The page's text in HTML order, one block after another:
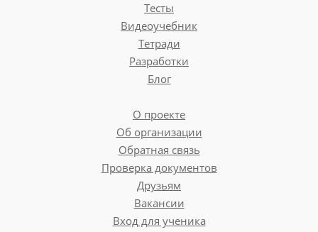
Тесты
Видеоучебник
Тетради
Разработки
Блог
О проекте
Об организации
Обратная связь
Проверка документов
Друзьям
Вакансии
Вход для ученика